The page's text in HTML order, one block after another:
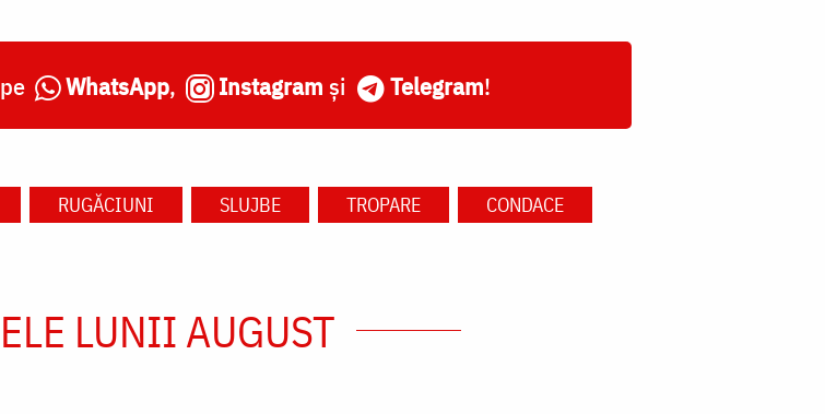
WhatsApp, Instagram și Telegram!
RUGĂCIUNI SLUJBE TROPARE CONDACE
LUNII AUGUST